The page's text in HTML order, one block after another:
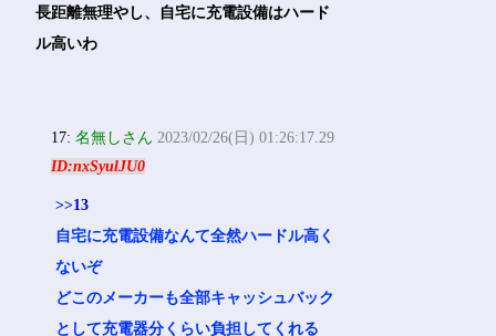
長距離無理やし、自宅に充電設備はハード
ル高いわ
17:名無しさん 2023/02/26(日) 01:26:17.29
ID:nxSyulJU0
>>13
自宅に充電設備なんて全然ハードル高く
ないぞ
どこのメーカーも全部キャッシュバック
として充電器分くらい負担してくれる